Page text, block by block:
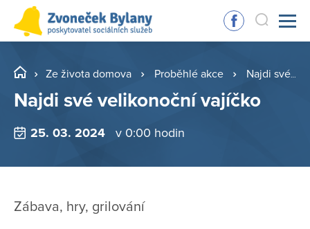
Ze života domova Proběhlé akce Najdi své velikonoční vajíčko
Najdi své velikonoční vajíčko
25. 03. 2024 v 0:00 hodin
Zábava, hry, grilování